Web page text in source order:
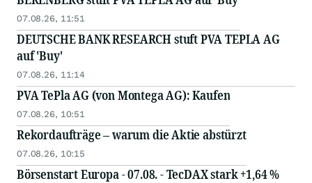
07.08.26, 11:51
DEUTSCHE BANK RESEARCH stuft PVA TEPLA AG
auf 'Buy'
07.08.26, 11:14
PVA TePla AG (von Montega AG): Kaufen
07.08.26, 10:51
Rekordaufträge – warum die Aktie abstürzt
07.08.26, 10:15
Börsenstart Europa - 07.08. - TecDAX stark +1,64 %